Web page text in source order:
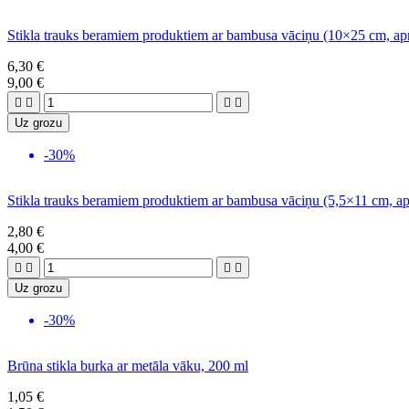
Stikla trauks beramiem produktiem ar bambusa vāciņu (10×25 cm,
6,30 €
9,00 €
   
Uz grozu
-30%
Stikla trauks beramiem produktiem ar bambusa vāciņu (5,5×11 cm,
2,80 €
4,00 €
   
Uz grozu
-30%
Brūna stikla burka ar metāla vāku, 200 ml
1,05 €